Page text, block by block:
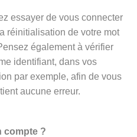
essayer de vous connecter
réinitialisation de votre mot
également à vérifier
identifiant, dans vos
par exemple, afin de vous
aucune erreur.
compte ?